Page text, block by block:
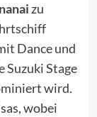
zu
Dance und
Suzuki Stage
wird.
wobei